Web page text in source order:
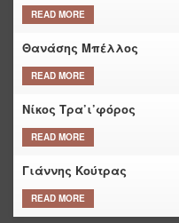
READ MORE
Θανάσης Μπέλλος
READ MORE
Νίκος Τρα’ι’φόρος
READ MORE
Γιάννης Κούτρας
READ MORE